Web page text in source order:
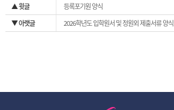
▲ 윗글
등록포기원 양식
▼ 아랫글
2026학년도 입학원서 및 정원외 제출서류 양식